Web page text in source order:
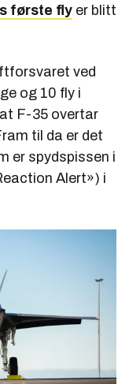
første fly er blitt
ved
og 10 fly i
F-35 overtar
til da er det
er spydspissen i
Alert») i